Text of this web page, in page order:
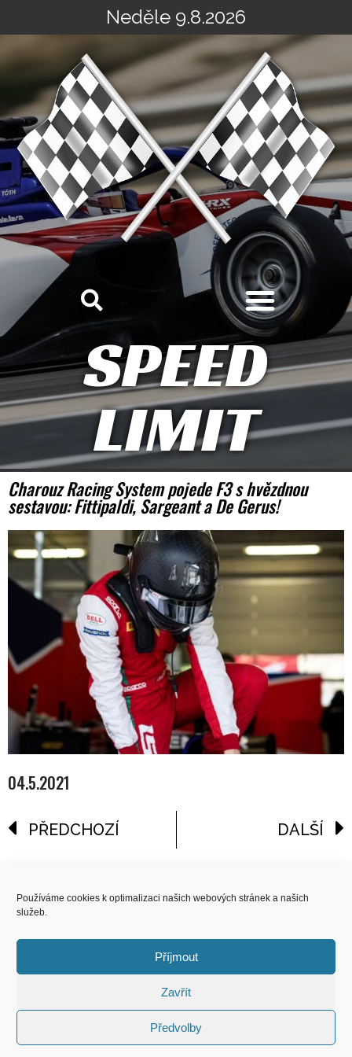
Používáme cookies k optimalizaci našich webových stránek a našich
služeb.
Příjmout
Zavřít
Předvolby
na
Neděle 9.8.2026
SPEED
LIMIT
Charouz Racing System pojede F3 s hvězdnou
sestavou: Fittipaldi, Sargeant a De Gerus!
04.5.2021
PŘEDCHOZÍ DALŠÍ
COPYRIGHT
© 2026 Speed Limit,
All Rights Reserved